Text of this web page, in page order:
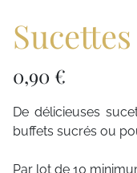
0,90 €
De délicieuses
buffets sucrés ou
Par lot de 10